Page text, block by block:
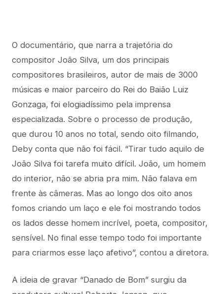
O documentário, que narra a trajetória do
compositor João Silva, um dos principais
compositores brasileiros, autor de mais de 3000
músicas e maior parceiro do Rei do Baião Luiz
Gonzaga, foi elogiadíssimo pela imprensa
especializada. Sobre o processo de produção,
que durou 10 anos no total, sendo oito filmando,
Deby conta que não foi fácil. “Tirar tudo aquilo de
João Silva foi tarefa muito difícil. João, um homem
do interior, não se abria pra mim. Não falava em
frente às câmeras. Mas ao longo dos oito anos
fomos criando um laço e ele foi mostrando todos
os lados desse homem incrível, poeta, compositor,
sensível. No final esse tempo todo foi importante
para criarmos esse laço afetivo”, contou a diretora.
A ideia de gravar “Danado de Bom” surgiu da